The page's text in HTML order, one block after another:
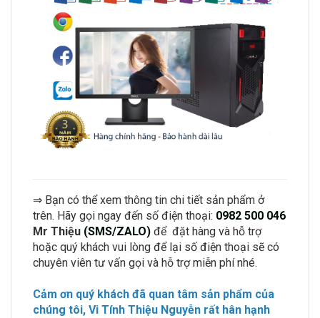
⇒ Bạn có thể xem thông tin chi tiết sản phẩm ở
trên. Hãy gọi ngay đến số điện thoại: 0982 500 046
Mr Thiệu (SMS/ZALO) để đặt hàng và hỗ trợ
hoặc quý khách vui lòng để lại số điện thoại sẽ có
chuyên viên tư vấn gọi và hỗ trợ miễn phí nhé.
Cảm ơn quý khách đã quan tâm sản phẩm của
chúng tôi, Vi Tính Thiệu Nguyễn rất hân hạnh